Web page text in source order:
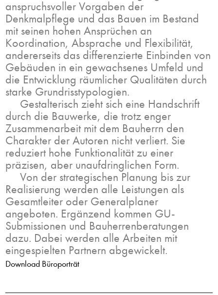
anspruchsvoller Vorgaben der
Denkmalpflege und das Bauen im Bestand
mit seinen hohen Ansprüchen an
Koordination, Absprache und Flexibilität,
andererseits das differenzierte Einbinden von
Gebäuden in ein gewachsenes Umfeld und
die Entwicklung räumlicher Qualitäten durch
starke Grundrisstypologien.
Gestalterisch zieht sich eine Handschrift
durch die Bauwerke, die trotz enger
Zusammenarbeit mit dem Bauherrn den
Charakter der Autoren nicht verliert. Sie
reduziert hohe Funktionalität zu einer
präzisen, aber unaufdringlichen Form.
Von der strategischen Planung bis zur
Realisierung werden alle Leistungen als
Gesamtleiter oder Generalplaner
angeboten. Ergänzend kommen GU-
Submissionen und Bauherrenberatungen
dazu. Dabei werden alle Arbeiten mit
eingespielten Partnern abgewickelt.
Download Büroporträt